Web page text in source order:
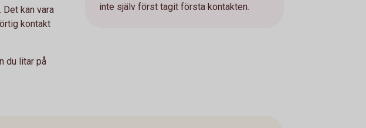
kan vara
kontakt
du litar på
inte själv först tagit första kontakten.